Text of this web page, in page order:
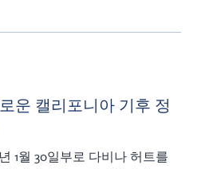
운 캘리포니아 기후 정
1월 30일부로 다비나 허트를